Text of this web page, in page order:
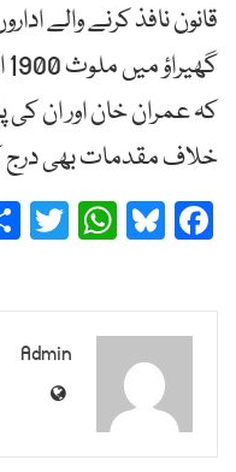
قانون نافذ کرنے والے
کہ عمران خان اور ان کی
خلاف مقدمات بھی
Facebook
Bluesky
Admin